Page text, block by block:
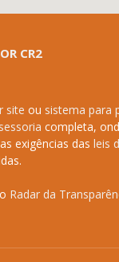
CR2
site ou sistema para
completa,
exigências das leis
Radar da